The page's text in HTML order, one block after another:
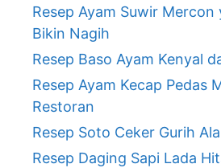
Resep Ayam Suwir Mercon
Bikin Nagih
Resep Baso Ayam Kenyal
Resep Ayam Kecap Pedas
Restoran
Resep Soto Ceker Gurih
Resep Daging Sapi Lada